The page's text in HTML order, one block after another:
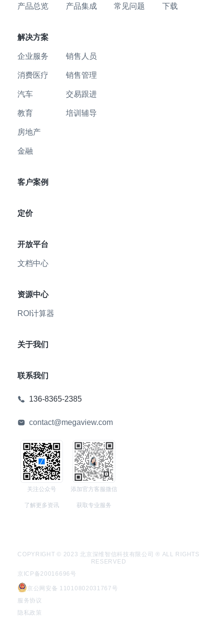
产品总览 产品集成 常见问题 下载
解决方案
企业服务
消费医疗
汽车
教育
房地产
金融
销售人员
销售管理
交易跟进
培训辅导
客户案例
定价
开放平台
文档中心
资源中心
ROI计算器
关于我们
联系我们
136-8365-2385
contact@megaview.com
关注公众号
了解更多资讯
添加官方客服微信
获取专业服务
COPYRIGHT © 2023 北京深维智信科技有限公司 ® ALL RIGHTS
RESERVED
京ICP备20016696号
京公网安备 11010802031767号
服务协议
隐私政策